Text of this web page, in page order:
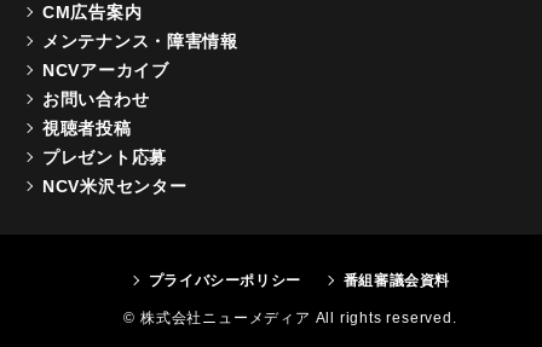
CM広告案内
メンテナンス・障害情報
NCVアーカイブ
お問い合わせ
視聴者投稿
プレゼント応募
NCV米沢センター
プライバシーポリシー 番組審議会資料
© 株式会社ニューメディア All rights reserved.